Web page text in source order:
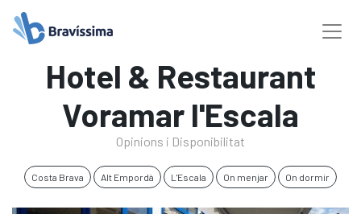
Hotel & Restaurant
Voramar l'Escala
Opinions i Disponibilitat
Costa Brava Alt Empordà L'Escala On menjar On dormir